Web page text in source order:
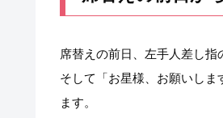
席替えの前日、左手人差し指
そして「お星様、お願いし
ます。